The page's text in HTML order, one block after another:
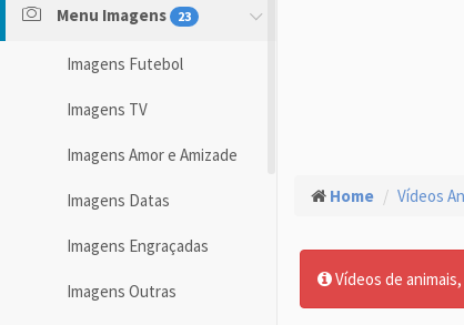
Menu Imagens 23
Imagens Futebol
Imagens TV
Imagens Amor e Amizade
Imagens Datas
Imagens Engraçadas
Imagens Outras
Home Vídeos
Vídeos de